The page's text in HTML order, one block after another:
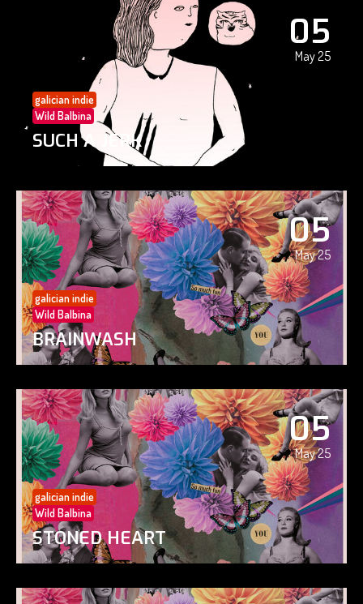
05
May 25
galician indie
Wild Balbina
SUCH A JERK
05
May 25
galician indie
Wild Balbina
BRAINWASH
05
May 25
galician indie
Wild Balbina
STONED HEART